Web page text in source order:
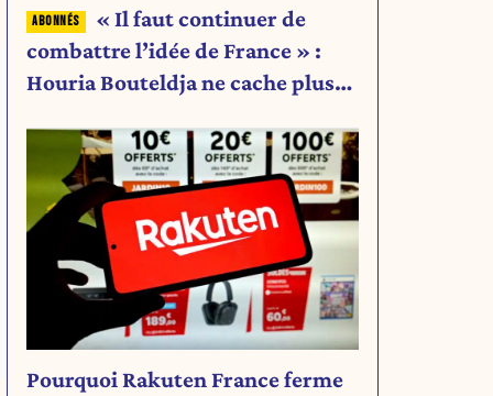
« Il faut continuer de
combattre l’idée de France » :
Houria Bouteldja ne cache plus
Pourquoi Rakuten France ferme